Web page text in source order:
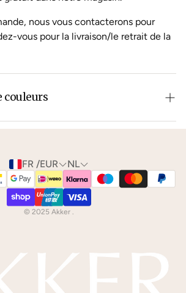
nous vous contacterons pour
vous pour la livraison/le retrait de la
couleurs
du bois ne correspond pas tout à fait
envoyer gratuitementdes
par la poste.
FR /EUR NL
© 2025 Akker .